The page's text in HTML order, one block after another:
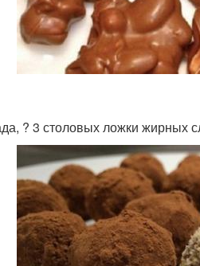
? 3 столовых ложки жирных